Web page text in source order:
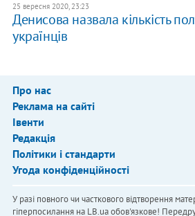
25 вересня 2020, 23:23
Денисова назвала кількість
українців
Про нас
Реклама на сайті
Івенти
Редакція
Політики і стандарти
Угода конфіденційності
У разі повного чи часткового відтворення
гіперпосилання на LB.ua обов'язкове!